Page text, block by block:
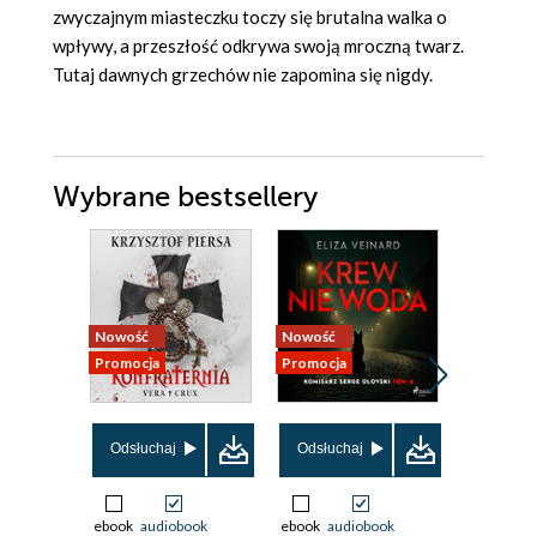
zwyczajnym miasteczku toczy się brutalna walka o
wpływy, a przeszłość odkrywa swoją mroczną twarz.
Tutaj dawnych grzechów nie zapomina się nigdy.
Wybrane bestsellery
Nowość
Promocja
Odsłuchaj
ebook audiobook
Nowość
Promocja
Odsłuchaj
ebook audiobook